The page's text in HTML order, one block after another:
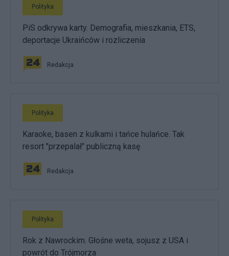
Polityka
PiS odkrywa karty. Demografia, mieszkania, ETS,
deportacje Ukraińców i rozliczenia
Redakcja
Polityka
Karaoke, basen z kulkami i tańce hulańce. Tak
resort "przepalał" publiczną kasę
Redakcja
Polityka
Rok z Nawrockim. Głośne weta, sojusz z USA i
powrót do Trójmorza